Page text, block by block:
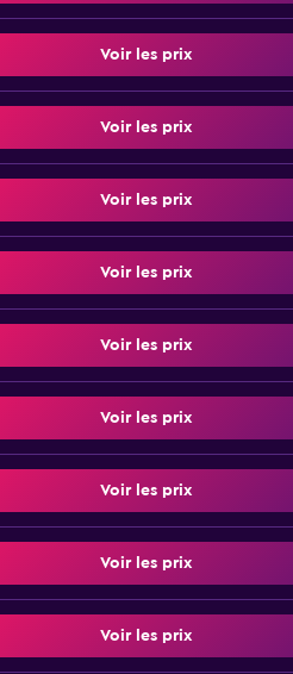
Voir les prix
Voir les prix
Voir les prix
Voir les prix
Voir les prix
Voir les prix
Voir les prix
Voir les prix
Voir les prix